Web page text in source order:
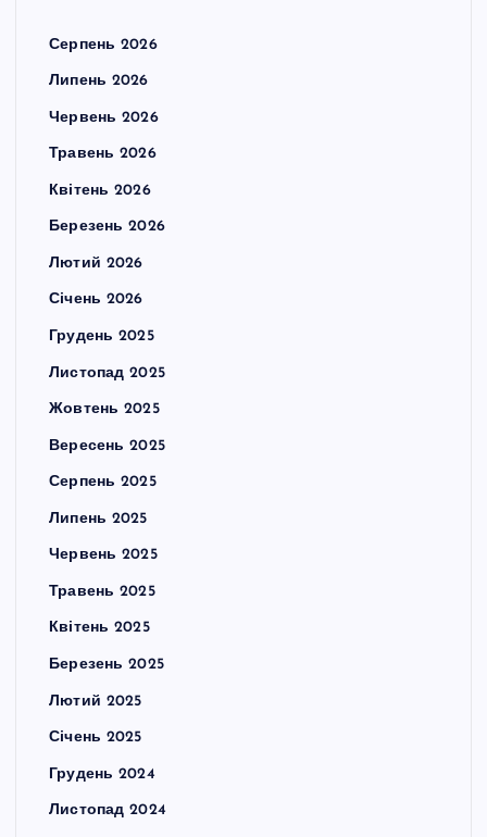
Серпень 2026
Липень 2026
Червень 2026
Травень 2026
Квітень 2026
Березень 2026
Лютий 2026
Січень 2026
Грудень 2025
Листопад 2025
Жовтень 2025
Вересень 2025
Серпень 2025
Липень 2025
Червень 2025
Травень 2025
Квітень 2025
Березень 2025
Лютий 2025
Січень 2025
Грудень 2024
Листопад 2024